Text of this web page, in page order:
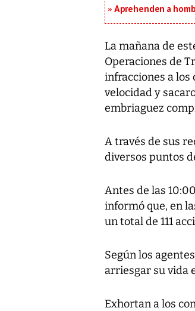
Aprehenden a
La mañana de
Operaciones de
infracciones a los
velocidad y
embriaguez
A través de sus
diversos puntos
Antes de las
informó que, en
un total de 111
Según los
arriesgar su vida
Exhortan a los